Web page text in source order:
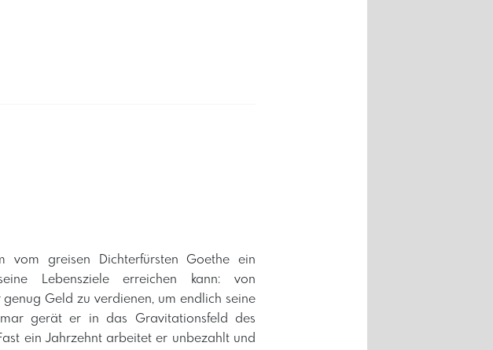
vom greisen Dichterfürsten Goethe ein
Lebensziele erreichen kann: von
Geld zu verdienen, um endlich seine
gerät er in das Gravitationsfeld des
ein Jahrzehnt arbeitet er unbezahlt und